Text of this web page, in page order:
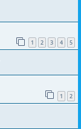
1 2 3 4 5
1 2